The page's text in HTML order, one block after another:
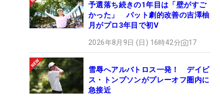
予選落ち続きの1年目は「壁がすご
かった」 パット劇的改善の吉澤柚
月がプロ3年目で初V
2026年8月9日 (日) 16時42分 17
雪辱へアルバトロス一発！ デイビ
ス・トンプソンがプレーオフ圏内に
急接近